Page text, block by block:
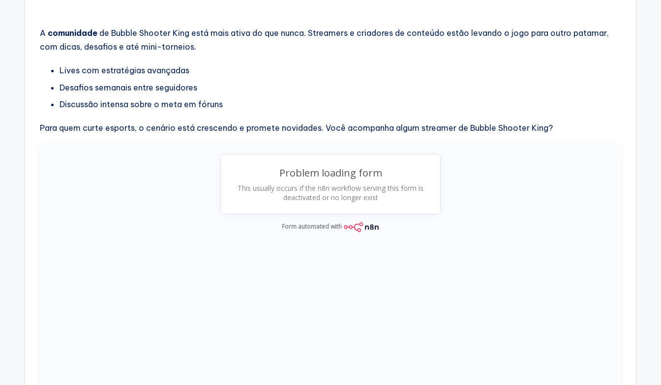
A comunidade de Bubble Shooter King está mais ativa do que nunca. Streamers e criadores de conteúdo estão levando o jogo para outro patamar,
com dicas, desafios e até mini-torneios.
Lives com estratégias avançadas
Desafios semanais entre seguidores
Discussão intensa sobre o meta em fóruns
Para quem curte esports, o cenário está crescendo e promete novidades. Você acompanha algum streamer de Bubble Shooter King?